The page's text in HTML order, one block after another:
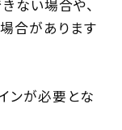
ない場合や、
合があります
ンが必要とな